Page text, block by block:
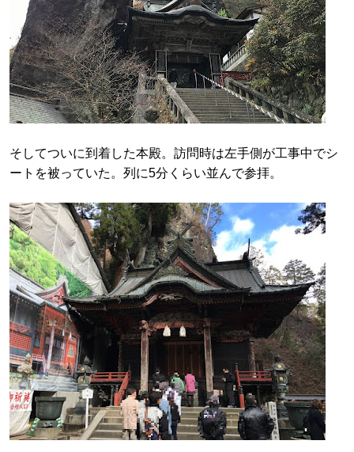
そしてついに到着した本殿。訪問時は左手側が工事中でシ
ートを被っていた。列に5分くらい並んで参拝。